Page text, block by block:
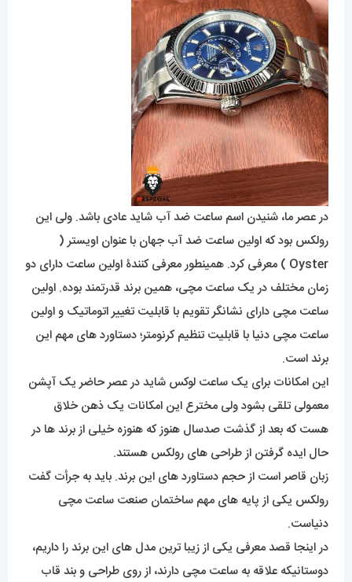
در عصر ما، شنیدن اسم ساعت ضد آب شاید عادی باشد. ولی این
رولکس بود که اولین ساعت ضد آب جهان با عنوان اویستر (
Oyster ) معرفی کرد. همینطور معرفی کنندۀ اولین ساعت دارای دو
زمان مختلف در یک ساعت مچی، همین برند قدرتمند بوده. اولین
ساعت مچی دارای نشانگر تقویم با قابلیت تغییر اتوماتیک و اولین
ساعت مچی دنیا با قابلیت تنظیم کرنومتر؛ دستاورد های مهم این
برند است.
این امکانات برای یک ساعت لوکس شاید در عصر حاضر یک آپشن
معمولی تلقی بشود ولی مخترع این امکانات یک ذهن خلاق
هست که بعد از گذشت صدسال هنوز که هنوزه خیلی از برند ها در
حال ایده گرفتن از طراحی های رولکس هستند.
زبان قاصر است از حجم دستاورد های این برند. باید به جرأت گفت
رولکس یکی از پایه های مهم ساختمان صنعت ساعت مچی
دنیاست.
در اینجا قصد معرفی یکی از زیبا ترین مدل های این برند را داریم،
دوستانیکه علاقه به ساعت مچی دارند، از روی طراحی و بند قاب